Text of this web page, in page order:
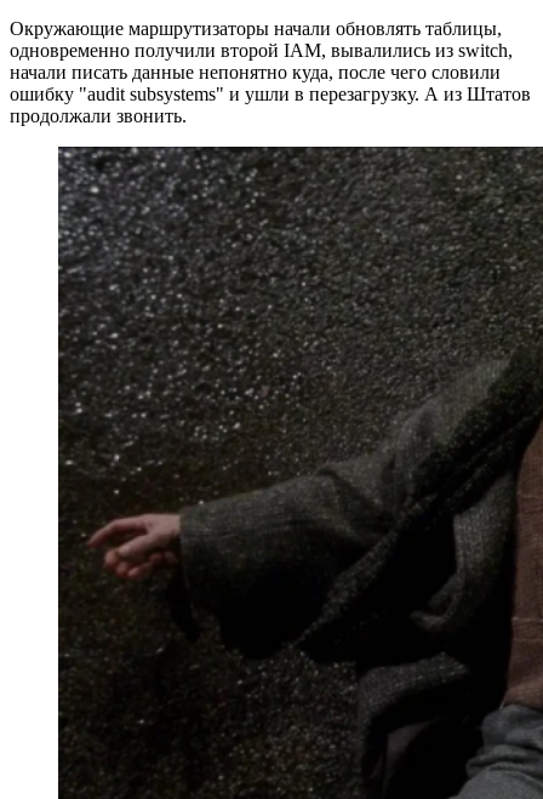
Окружающие маршрутизаторы начали обновлять таблицы,
одновременно получили второй IAM, вывалились из switch,
начали писать данные непонятно куда, после чего словили
ошибку "audit subsystems" и ушли в перезагрузку. А из Штатов
продолжали звонить.